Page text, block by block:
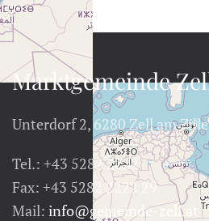
Marktgemeinde
Unterdorf 2, 6280 Zell am
Tel.: +43 5282 2222
Fax: +43 5282 2222 29
Mail: info@gemeinde-zell.at